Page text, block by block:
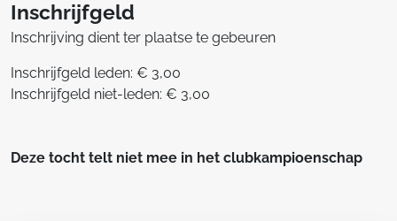
Inschrijfgeld
Inschrijving dient ter plaatse te gebeuren
Inschrijfgeld leden: € 3,00
Inschrijfgeld niet-leden: € 3,00
Deze tocht telt niet mee in het clubkampioenschap